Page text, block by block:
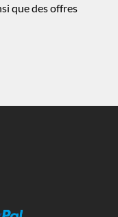
que des offres